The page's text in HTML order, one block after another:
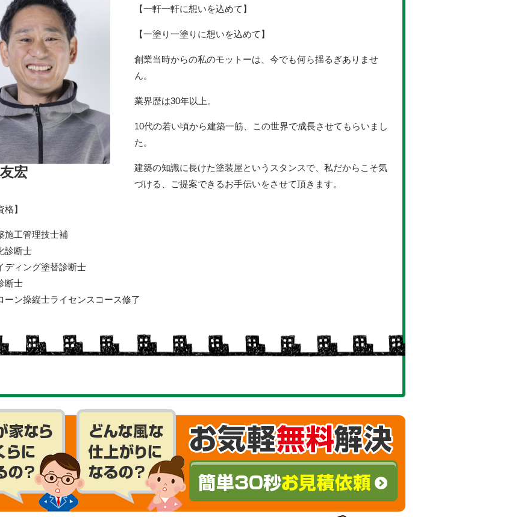
宏
【一軒一軒に想いを込めて】
【一塗り一塗りに想いを込めて】
創業当時からの私のモットーは、今でも何ら揺るぎありませ
ん。
業界歴は30年以上。
10代の若い頃から建築一筋、この世界で成長させてもらいまし
た。
建築の知識に長けた塗装屋というスタンスで、私だからこそ気
づける、ご提案できるお手伝いをさせて頂きます。
格】
施工管理技士補
診断士
ディング塗替診断士
断士
ーン操縦士ライセンスコース修了